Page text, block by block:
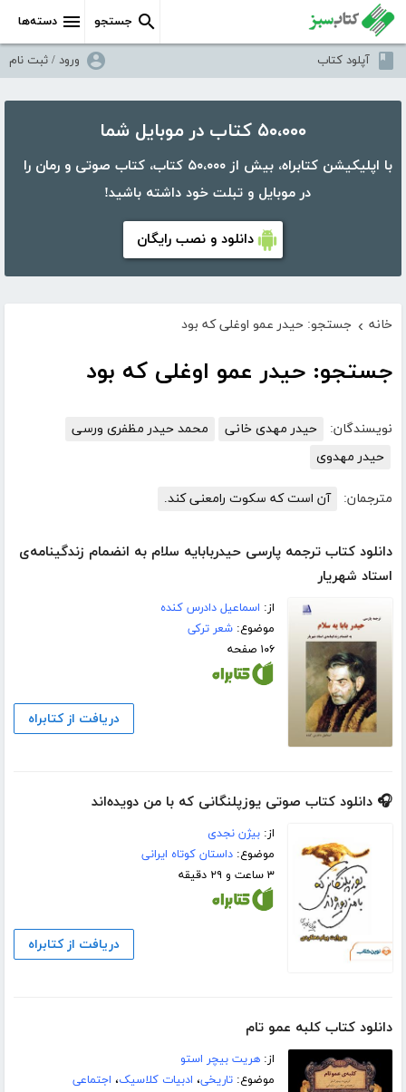
دسته‌ها جستجو
آپلود کتاب ورود / ثبت نام
۵۰،۰۰۰ کتاب در موبایل شما
با اپلیکیشن کتابراه، بیش از ۵۰،۰۰۰ کتاب، کتاب صوتی و رمان را
در موبایل و تبلت خود داشته باشید!
دانلود و نصب رایگان
خانه › جستجو: حیدر عمو اوغلی که بود
جستجو: حیدر عمو اوغلی که بود
نویسندگان: حیدر مهدی خانی
محمد حیدر مظفری ورسی
حیدر مهدوی
مترجمان: آن است که سکوت رامعنی کند.
دانلود کتاب ترجمه پارسی حیدربابایه سلام به انضمام زندگینامه‌‌ی
استاد شهریار
از: اسماعیل دادرس کنده
موضوع:شعر ترکی
۱۰۶ صفحه
دریافت از کتابراه
🎧 دانلود کتاب صوتی یوزپلنگانی که با من دویده‌اند
از:بیژن نجدی
موضوع:داستان کوتاه ایرانی
۳ ساعت و ۲۹ دقیقه
دریافت از کتابراه
دانلود کتاب کلبه عمو تام
از:هریت بیچر استو
موضوع:تاریخی، ادبیات کلاسیک، اجتماعی